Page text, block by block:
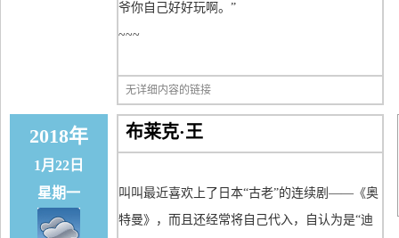
爷你自己好好玩啊。”
~~~
无详细内容的链接
2018年
1月22日
星期一
布莱克·王
叫叫最近喜欢上了日本“古老”的连续剧——《奥
特曼》，而且还经常将自己代入，自认为是“迪